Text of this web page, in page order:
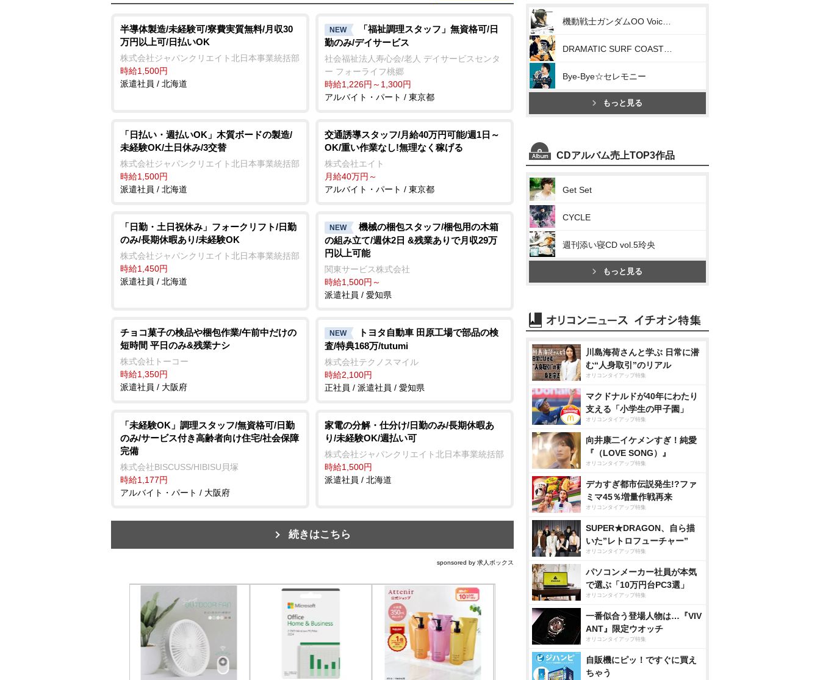
t
e
半導体製造/未経験可/寮費実質無料/月収30
万円以上可/日払いOK
株式会社ジャパンクリエイト北日本事業統括部
時給1,500円
派遣社員 / 北海道
NEW
「福祉調理スタッフ」無資格可/日
勤のみ/デイサービス
社会福祉法人寿心会/老人 デイサービスセンタ
ー フォーライフ桃郷
時給1,226円～1,300円
アルバイト・パート / 東京都
「日払い・週払いOK」木質ボードの製造/
未経験OK/土日休み/3交替
株式会社ジャパンクリエイト北日本事業統括部
時給1,500円
派遣社員 / 北海道
交通誘導スタッフ/月給40万円可能/週1日～
OK/重い作業なし!無理なく稼げる
株式会社エイト
月給40万円～
アルバイト・パート / 東京都
「日勤・土日祝休み」フォークリフト/日勤
のみ/長期休暇あり/未経験OK
株式会社ジャパンクリエイト北日本事業統括部
時給1,450円
派遣社員 / 北海道
NEW
機械の梱包スタッフ/梱包用の木箱
の組み立て/週休2日 &残業ありで月収29万
円以上可能
関東サービス株式会社
時給1,500円～
派遣社員 / 愛知県
チョコ菓子の検品や梱包作業/午前中だけの
短時間 平日のみ&残業ナシ
株式会社トーコー
時給1,350円
派遣社員 / 大阪府
NEW
トヨタ自動車 田原工場で部品の検
査/特典168万/tutumi
株式会社テクノスマイル
時給2,100円
正社員 / 派遣社員 / 愛知県
「未経験OK」調理スタッフ/無資格可/日勤
のみ/サービス付き高齢者向け住宅/社会保障
完備
株式会社BISCUSS/HIBISU貝塚
時給1,177円
アルバイト・パート / 大阪府
家電の分解・仕分け/日勤のみ/長期休暇あ
り/未経験OK/週払い可
株式会社ジャパンクリエイト北日本事業統括部
時給1,500円
派遣社員 / 北海道
続きはこちら
sponsored by 求人ボックス
Bye-Bye☆セレモニー
もっと見る
CDアルバム売上TOP3作品
Get Set
CYCLE
週刊添い寝CD vol.5玲央
もっと見る
川島海荷さんと学ぶ 日常に潜
む“人身取引”のリアル
オリコンタイアップ特集
マクドナルドが40年にわたり
支える「小学生の甲子園」
オリコンタイアップ特集
向井康二イケメンすぎ！純愛
『（LOVE SONG）』
オリコンタイアップ特集
デカすぎ都市伝説発生!?ファ
ミマ45％増量作戦再来
オリコンタイアップ特集
SUPER★DRAGON、自ら描
いた”レトロフューチャー”
オリコンタイアップ特集
パソコンメーカー社員が本気
で選ぶ「10万円台PC3選」
オリコンタイアップ特集
一番似合う登場人物は…『VIV
ANT』限定ウオッチ
オリコンタイアップ特集
自販機にピッ！ですぐに買え
ちゃう